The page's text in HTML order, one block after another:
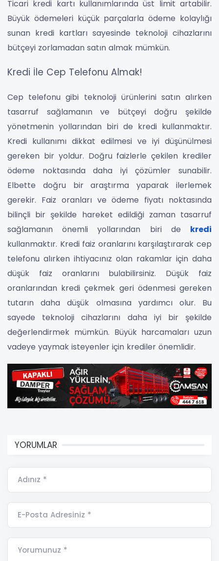
Ticari kredi kartı kullanımlarında üst limit artabilir.
Büyük ödemeleri küçük parçalarla ödeme kolaylığı
sunan kredi kartları sayesinde teknoloji cihazlarını
bütçeyi zorlamadan satın almak mümkün.
Kredi İle Cep Telefonu Almak!
Cep telefonu gibi teknoloji ürünlerini satın alırken
tasarruf sağlamanın ve bütçeyi doğru şekilde
yönetmenin yollarından biri de kredi kullanmaktır.
Kredi kullanımı dikkat edilmesi ve iyi düşünülmesi
gereken bir yoldur. Doğru faizlerle çekilen krediler
ödeme noktasında daha iyi çözümler sunabilir.
Elbette doğru bir araştırma yaparak ilerlemek
gerekir. Faiz oranları ve ödeme fiyatı noktasında
bilinçli bir şekilde hareket edildiği zaman tasarruf
sağlamanın önemli yollarından biri de kredi
kullanmaktır. Kredi faiz oranlarını karşılaştırarak cep
telefonu alırken ihtiyacınız olan rakamlar için daha
düşük faiz oranlarını bulabilirsiniz. Düşük faiz
oranlarından kredi çekmek geri ödenmesi gereken
tutarın daha düşük olmasına yardımcı olur. Bu
sayede teknoloji cihazlarını daha iyi bir şekilde
değerlendirmek mümkün. Büyük harcamaları uzun
vadeye yaymak isteyenler için krediler önemlidir.
YORUMLAR
Adınız *
E-Posta Adresiniz *
Yorumunuz *